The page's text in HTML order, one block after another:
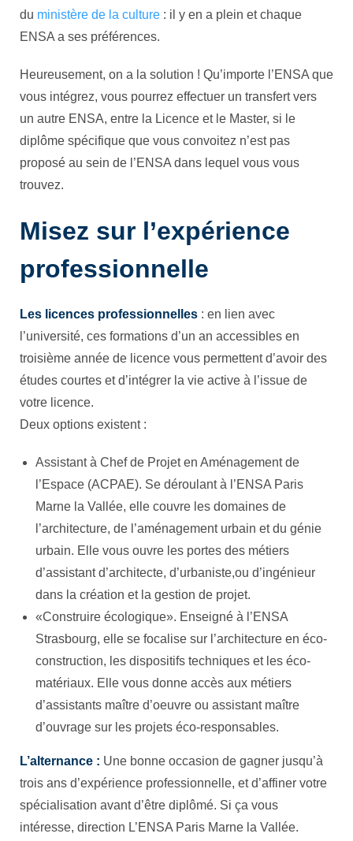
du ministère de la culture : il y en a plein et chaque
ENSA a ses préférences.
Heureusement, on a la solution ! Qu’importe l’ENSA que
vous intégrez, vous pourrez effectuer un transfert vers
un autre ENSA, entre la Licence et le Master, si le
diplôme spécifique que vous convoitez n’est pas
proposé au sein de l’ENSA dans lequel vous vous
trouvez.
Misez sur l’expérience
professionnelle
Les licences professionnelles : en lien avec
l’université, ces formations d’un an accessibles en
troisième année de licence vous permettent d’avoir des
études courtes et d’intégrer la vie active à l’issue de
votre licence.
Deux options existent :
Assistant à Chef de Projet en Aménagement de
l’Espace (ACPAE). Se déroulant à l’ENSA Paris
Marne la Vallée, elle couvre les domaines de
l’architecture, de l’aménagement urbain et du génie
urbain. Elle vous ouvre les portes des métiers
d’assistant d’architecte, d’urbaniste,ou d’ingénieur
dans la création et la gestion de projet.
«Construire écologique». Enseigné à l’ENSA
Strasbourg, elle se focalise sur l’architecture en éco-
construction, les dispositifs techniques et les éco-
matériaux. Elle vous donne accès aux métiers
d’assistants maître d’oeuvre ou assistant maître
d’ouvrage sur les projets éco-responsables.
L’alternance : Une bonne occasion de gagner jusqu’à
trois ans d’expérience professionnelle, et d’affiner votre
spécialisation avant d’être diplômé. Si ça vous
intéresse, direction L’ENSA Paris Marne la Vallée.